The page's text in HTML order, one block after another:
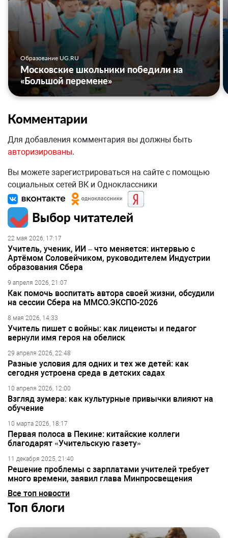
Образование UG.RU
Московские школьники победили на
«Большой перемене»
Комментарии
Для добавления комментария вы должны быть
авторизированы.
Вы можете зарегистрироваться на сайте с помощью
социальных сетей ВК и Одноклассники
Выбор читателей
22 мая 2026, 17:17
Учитель, ученик, ИИ – что меняется: интервью с
Артёмом Соловейчиком, руководителем Индустрии
образования Сбера
9 апреля 2026, 21:07
Как помочь воспитать автора своей жизни, обсудили
на сессии Сбера на ММСО.ЭКСПО-2026
8 мая 2026, 14:33
Учитель пишет с войны: как лицеисты и педагог
вернули имя героя на обелиск
29 апреля 2026, 22:48
Разные условия для одних и тех же детей: как
сегодня устроена среда в детских садах
10 апреля 2026, 12:00
Взгляд зумера: как культурные привычки влияют на
обучение
10 марта 2026, 18:17
Первая полоса в Пекине: китайские коллеги
благодарят «Учительскую газету»
11 декабря 2025, 21:40
Решение проблемы с зарплатами учителей требует
много времени, заявил глава Минпросвещения
Все топ новости
Топ блоги